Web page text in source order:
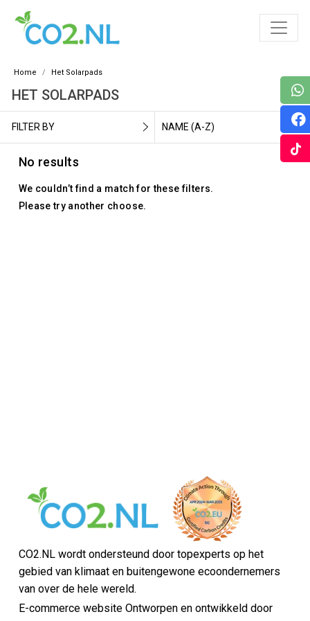
Home Het Solarpads
HET SOLARPADS
FILTER BY NAME (A-Z)
No results
We couldn’t find a match for these filters.
Please try another choose.
CO2.NL wordt ondersteund door topexperts op het
gebied van klimaat en buitengewone ecoondernemers
van over de hele wereld.
E-commerce website Ontworpen en ontwikkeld door